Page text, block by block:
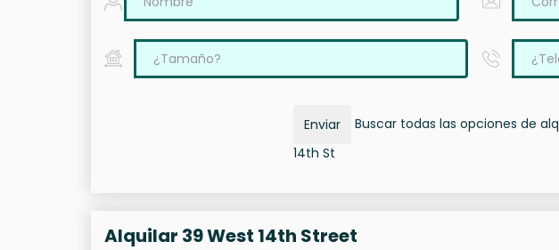
Enviar
Buscar todas las opciones de
14th St
Alquilar 39 West 14th Street